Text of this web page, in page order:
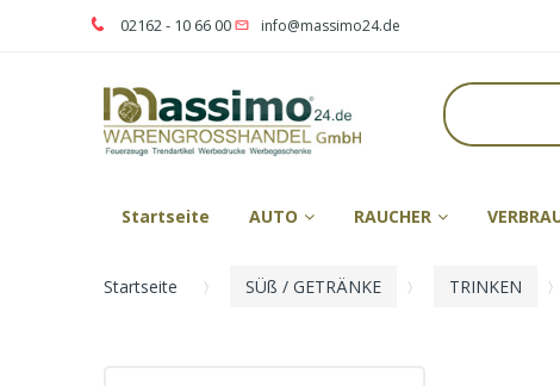
02162 - 10 66 00 info@massimo24.de
Startseite AUTO RAUCHER
Startseite SÜß / GETRÄNKE TRINKEN